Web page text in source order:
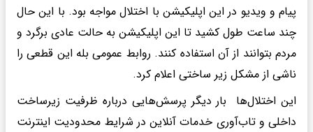
پیام و ویدیو در این اپلیکیشن با اختلال مواجه بود. با این حال
چند ساعت طول کشید تا این اپلیکیشن به حالت عادی برگرد و
مردم بتوانند از آن استفاده کنند. روابط عمومی بله این قطعی را
ناشی از مشکل زیر ساختی اعلام کرد.
این اختلال‌ها بار دیگر پرسش‌هایی درباره ظرفیت زیرساخت
داخلی و تاب‌آوری خدمات آنلاین در شرایط محدودیت اینترنت